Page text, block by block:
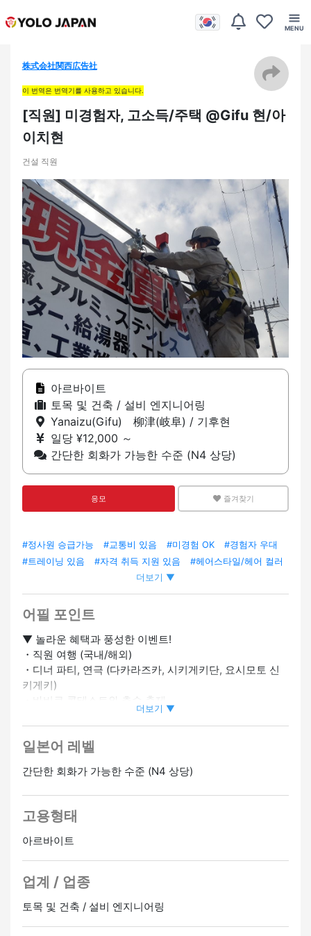
株式会社関西広告社
이 번역은 번역기를 사용하고 있습니다.
[직원] 미경험자, 고소득/주택 @Gifu 현/아
이치현
건설 직원
아르바이트
토목 및 건축 / 설비 엔지니어링
Yanaizu(Gifu) 柳津(岐阜) / 기후현
일당 ¥12,000 ～
간단한 회화가 가능한 수준 (N4 상당)
응모 즐겨찾기
#정사원 승급가능 #교통비 있음 #미경험 OK
#경험자 우대
#트레이닝 있음
#자격 취득 지원 있음
#헤어스타일/헤어 컬러
더보기 ▼
어필 포인트
▼ 놀라운 혜택과 풍성한 이벤트!
・직원 여행 (국내/해외)
・디너 파티, 연극 (다카라즈카, 시키게키단, 요시모토 신
키게키)
・바비큐 콘테스트와 추수 축제
재미있는 레크리에이션 등이 많이 있습니다.
▼ 미경험에서 자격을 갖춘 정규직 직원까지!
・현장에서는 2명이 그룹으로 작업하기 때문에 안전합니
다.
・입사 후 자격 (용접, 크레인, 새들 등) 취득을 회사에서 전
폭적으로 지원합니다.
・본인의 노력에 따라 정규직이 될 수 있는 기회가 있습니
▼ 직무 설명
・옥외 광고 간판 설치 및 유지 관리
・자재 운반, 단순 굴착 작업 등
안전이 최우선이며 고위 직원이 철저하게 후속 조치를 취
더보기 ▼
일본어 레벨
간단한 회화가 가능한 수준 (N4 상당)
고용형태
아르바이트
업계 / 업종
토목 및 건축 / 설비 엔지니어링